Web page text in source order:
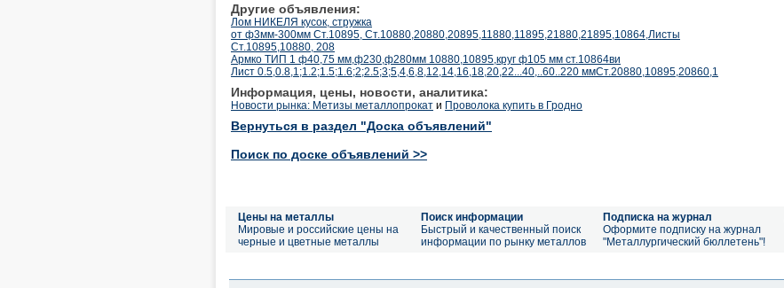
Другие объявления:
Лом НИКЕЛЯ кусок, стружка
от ф3мм-300мм Ст.10895, Ст.10880,20880,20895,11880,11895,21880,21895,10864,Листы
Ст.10895,10880, 208
Армко ТИП 1 ф40,75 мм,ф230,ф280мм 10880,10895,круг ф105 мм ст.10864ви
Лист 0.5,0.8,1;1.2;1.5;1.6;2;2.5;3;5,4,6,8,12,14,16,18,20,22...40,..60..220 ммСт.20880,10895,20860,1
Информация, цены, новости, аналитика:
Новости рынка: Метизы металлопрокат и Проволока купить в Гродно
Вернуться в раздел "Доска объявлений"
Поиск по доске объявлений >>
Цены на металлы
Мировые и российские цены на
черные и цветные металлы
Поиск информации
Быстрый и качественный поиск
информации по рынку металлов
Подписка на журнал
Оформите подписку на журнал
"Металлургический бюллетень"!